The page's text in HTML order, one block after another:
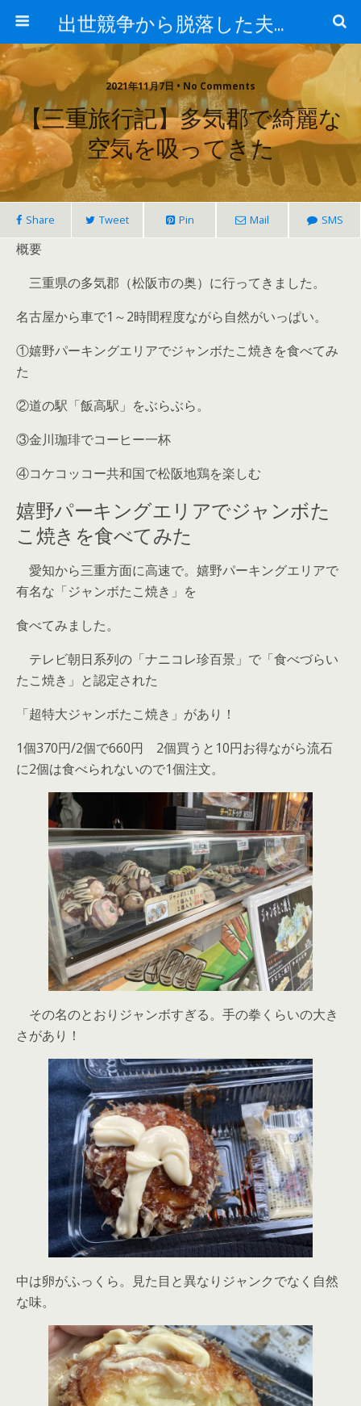
出世競争から脱落した夫と妻の日常
2021年11月7日 • No Comments
【三重旅行記】多気郡で綺麗な
空気を吸ってきた
Share Tweet Pin Mail SMS
概要
三重県の多気郡（松阪市の奥）に行ってきました。
名古屋から車で1～2時間程度ながら自然がいっぱい。
①嬉野パーキングエリアでジャンボたこ焼きを食べてみ
た
②道の駅「飯高駅」をぶらぶら。
③金川珈琲でコーヒー一杯
④コケコッコー共和国で松阪地鶏を楽しむ
嬉野パーキングエリアでジャンボた
こ焼きを食べてみた
愛知から三重方面に高速で。嬉野パーキングエリアで
有名な「ジャンボたこ焼き」を
食べてみました。
テレビ朝日系列の「ナニコレ珍百景」で「食べづらい
たこ焼き」と認定された
「超特大ジャンボたこ焼き」があり！
1個370円/2個で660円 2個買うと10円お得ながら流石
に2個は食べられないので1個注文。
その名のとおりジャンボすぎる。手の拳くらいの大き
さがあり！
中は卵がふっくら。見た目と異なりジャンクでなく自然
な味。